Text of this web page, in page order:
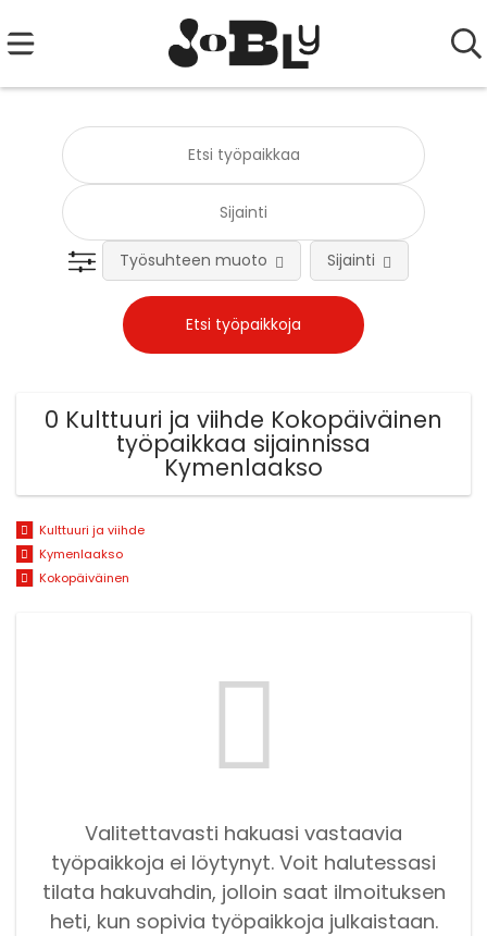
Työsuhteen muoto Sijainti
0 Kulttuuri ja viihde Kokopäiväinen
työpaikkaa sijainnissa
Kymenlaakso
Kulttuuri ja viihde
Kymenlaakso
Kokopäiväinen
Valitettavasti hakuasi vastaavia
työpaikkoja ei löytynyt. Voit halutessasi
tilata hakuvahdin, jolloin saat ilmoituksen
heti, kun sopivia työpaikkoja julkaistaan.